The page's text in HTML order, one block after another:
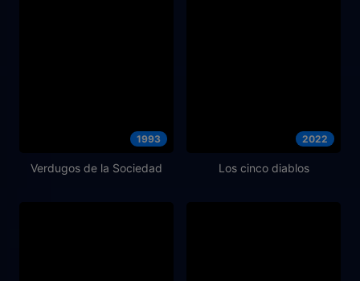
1993
Verdugos de la Sociedad
2022
Los cinco diablos